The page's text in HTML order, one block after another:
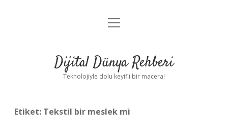
Anasayfa
Yasal Uyarı
menüyü
Dijital Dünya Rehberi
Teknolojiyle dolu keyifli bir macera!
Etiket: Tekstil bir meslek mi